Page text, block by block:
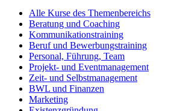
Alle Kurse des Themenbereichs
Beratung und Coaching
Kommunikationstraining
Beruf und Bewerbungstraining
Personal, Führung, Team
Projekt- und Eventmanagement
Zeit- und Selbstmanagement
BWL und Finanzen
Marketing